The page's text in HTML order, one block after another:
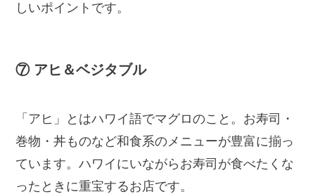
しいポイントです。
⑦ アヒ＆ベジタブル
「アヒ」とはハワイ語でマグロのこと。お寿司・
巻物・丼ものなど和食系のメニューが豊富に揃っ
ています。ハワイにいながらお寿司が食べたくな
ったときに重宝するお店です。